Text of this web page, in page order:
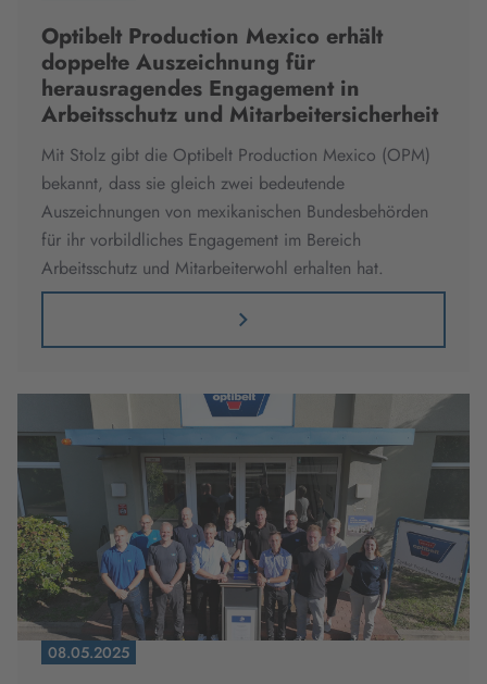
Optibelt Production Mexico erhält
doppelte Auszeichnung für
herausragendes Engagement in
Arbeitsschutz und Mitarbeitersicherheit
Mit Stolz gibt die Optibelt Production Mexico (OPM)
bekannt, dass sie gleich zwei bedeutende
Auszeichnungen von mexikanischen Bundesbehörden
für ihr vorbildliches Engagement im Bereich
Arbeitsschutz und Mitarbeiterwohl erhalten hat.
08.05.2025